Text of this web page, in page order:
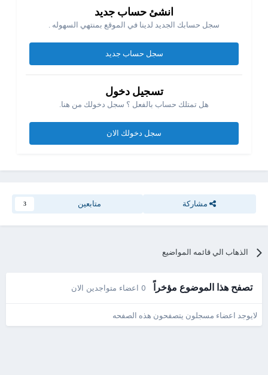
انشئ حساب جديد
سجل حسابك الجديد لدينا في الموقع بمنتهي السهوله .
سجل حساب جديد
تسجيل دخول
هل تمتلك حساب بالفعل ؟ سجل دخولك من هنا.
سجل دخولك الان
مشاركة متابعين 3
الذهاب الي قائمه المواضيع
تصفح هذا الموضوع مؤخراً 0 اعضاء متواجدين الان
لايوجد اعضاء مسجلون يتصفحون هذه الصفحه